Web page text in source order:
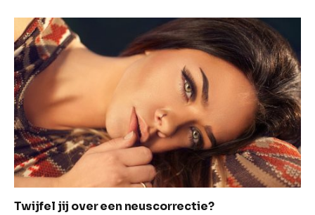
Twijfel jij over een neuscorrectie?